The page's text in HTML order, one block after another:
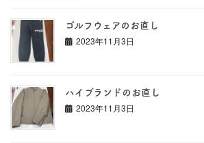
ゴルフウェアのお直し
2023年11月3日
ハイブランドのお直し
2023年11月3日